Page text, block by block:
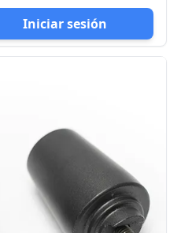
Iniciar sesión